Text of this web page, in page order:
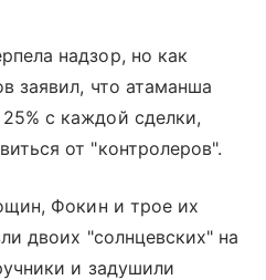
надзор, но как
заявил, что атаманша
с каждой сделки,
от "контролеров".
Фокин и трое их
двоих "солнцевских" на
и задушили